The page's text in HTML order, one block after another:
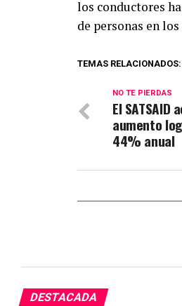
los conductores
de personas en
TEMAS RELACIONADOS:
NO TE PIERDAS
El
aumento
44% anual
DESTACADA